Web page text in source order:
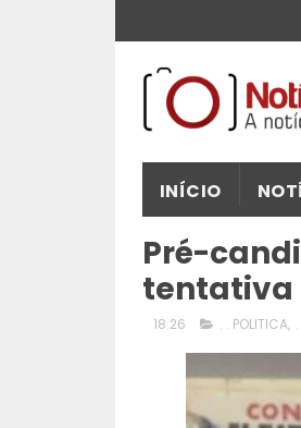
INÍCIO
Pré-
tentativa
18:26 . . POLITICA,